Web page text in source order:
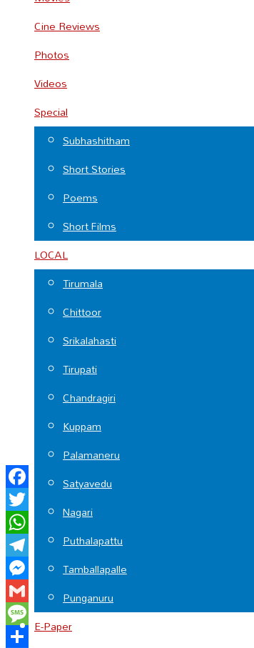
Cine Reviews
Photos
Videos
Special
Subhashitham
Short Stories
Poems
Short Films
LOCAL
Tirumala
Chittoor
Srikalahasti
Tirupati
Chandragiri
Kuppam
Palamaneru
Satyavedu
Nagari
Puthalapattu
Tamballapalle
Punganuru
E-Paper
Facebook
Twitter
WhatsApp
Telegram
Messenger
Gmail
Message